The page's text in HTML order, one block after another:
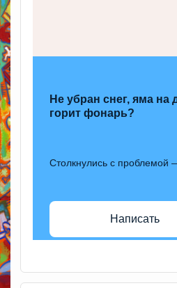
Не убран снег, яма на
горит фонарь?
Столкнулись с проблемой
Написать